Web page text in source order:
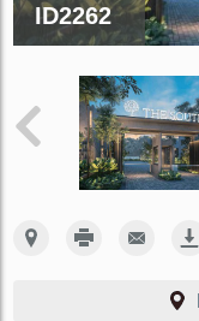
ID2262